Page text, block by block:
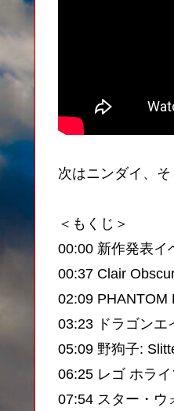
次はニンダイ、
＜もくじ＞
00:00 新作発表イ
00:37 Clair
02:09 PHANTOM
03:23 ドラゴンエ
05:09 野狗子:
06:25 レゴ ホラ
07:54 スター・ウ